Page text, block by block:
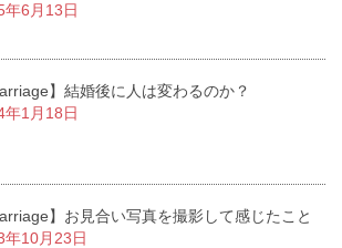
年6月13日
】結婚後に人は変わるのか？
年1月18日
】お見合い写真を撮影して感じたこと
年10月23日